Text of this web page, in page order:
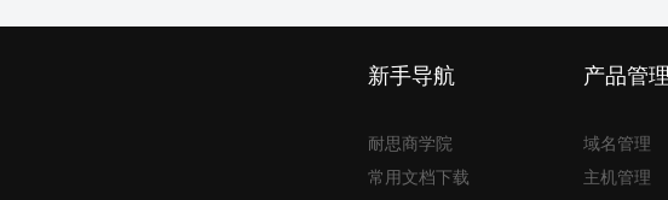
新手导航
耐思商学院
常用文档下载
产品管
域名管理
主机管理